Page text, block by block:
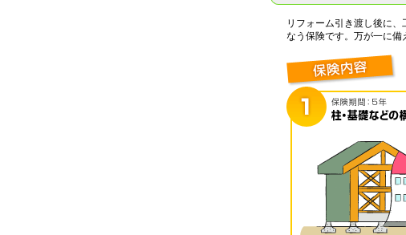
リフォーム引き渡し後に
なう保険です。万が一に備